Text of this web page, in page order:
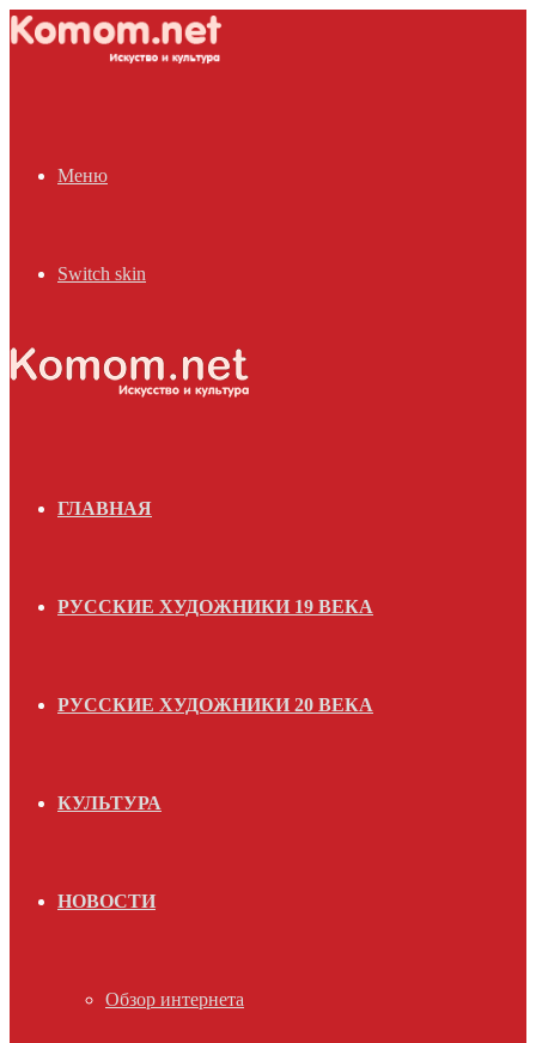
Меню
Switch skin
ГЛАВНАЯ
РУССКИЕ ХУДОЖНИКИ 19 ВЕКА
РУССКИЕ ХУДОЖНИКИ 20 ВЕКА
КУЛЬТУРА
НОВОСТИ
Обзор интернета